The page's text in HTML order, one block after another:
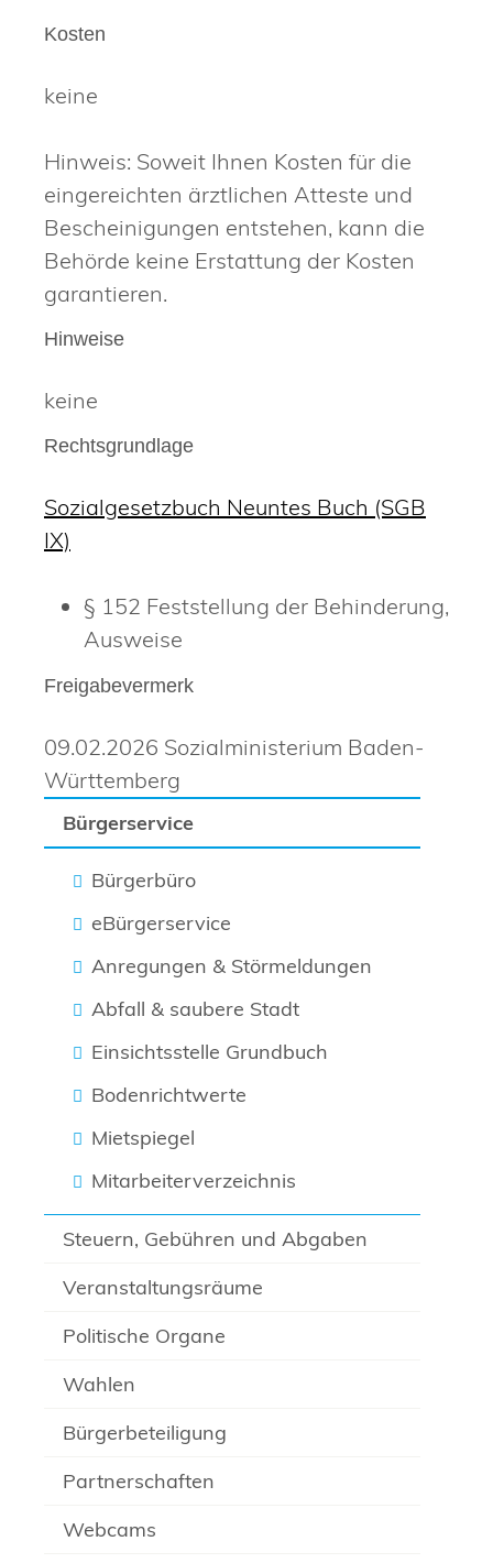
Bürgerservice
Bürgerbüro
eBürgerservice
Anregungen & Störmeldungen
Abfall & saubere Stadt
Einsichtsstelle Grundbuch
Bodenrichtwerte
Mietspiegel
Mitarbeiterverzeichnis
Steuern, Gebühren und Abgaben
Veranstaltungsräume
Politische Organe
Wahlen
Bürgerbeteiligung
Partnerschaften
Webcams
Kosten
keine
Hinweis: Soweit Ihnen Kosten für die
eingereichten ärztlichen Atteste und
Bescheinigungen entstehen, kann die
Behörde keine Erstattung der Kosten
garantieren.
Hinweise
keine
Rechtsgrundlage
Sozialgesetzbuch Neuntes Buch (SGB
IX)
§ 152 Feststellung der Behinderung,
Ausweise
Freigabevermerk
09.02.2026 Sozialministerium Baden-
Württemberg